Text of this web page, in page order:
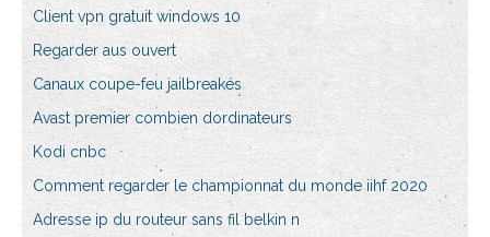
Client vpn gratuit windows 10
Regarder aus ouvert
Canaux coupe-feu jailbreakés
Avast premier combien dordinateurs
Kodi cnbc
Comment regarder le championnat du monde iihf 2020
Adresse ip du routeur sans fil belkin n